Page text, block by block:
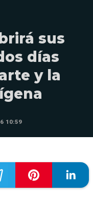
sus
días
y la
10:59